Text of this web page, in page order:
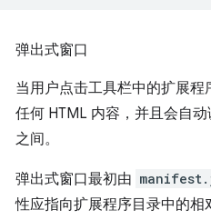
弹出式窗口
当用户点击工具栏中的扩展
任何 HTML 内容，并且会自
之间。
弹出式窗口最初由
性应指向扩展程序目录中的相